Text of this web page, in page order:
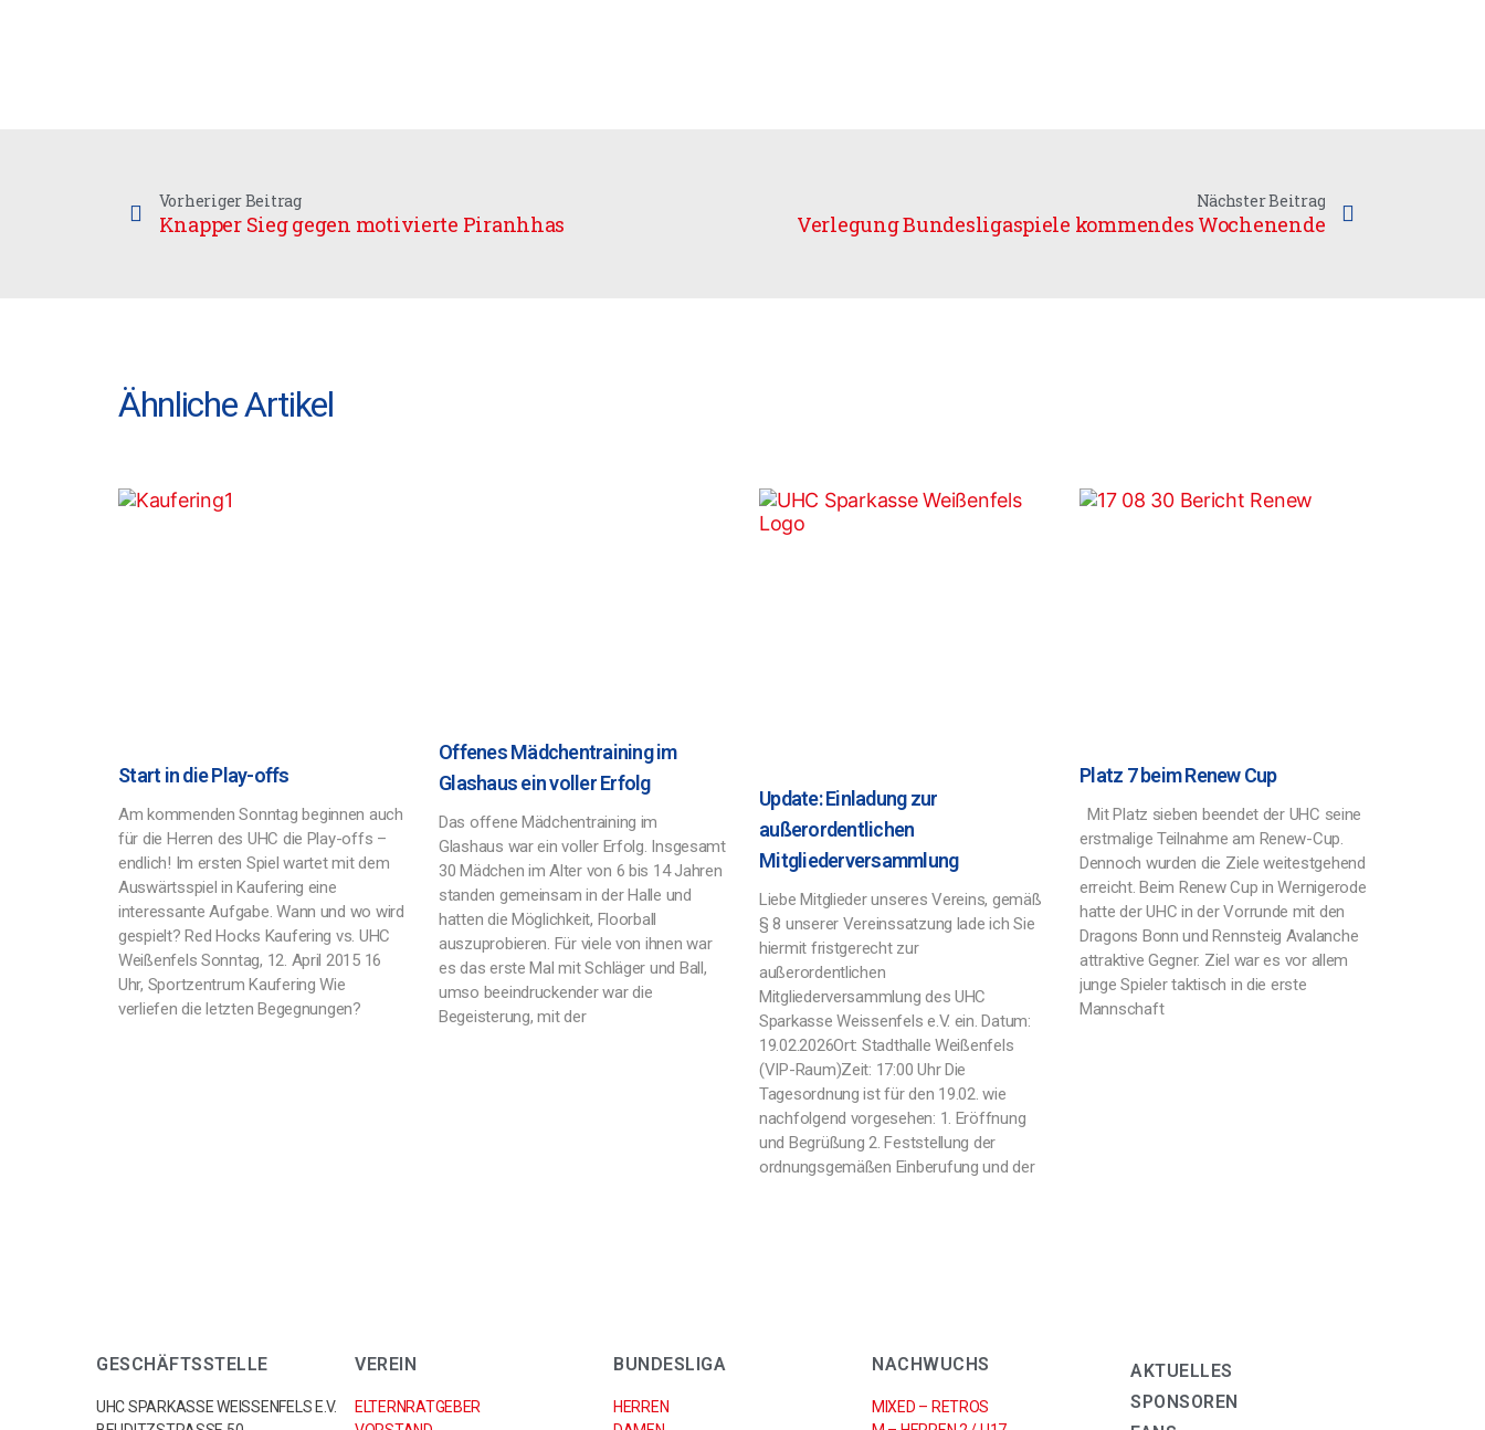
Vorheriger Beitrag
Knapper Sieg gegen motivierte Piranhhas
Nächster Beitrag
Verlegung Bundesligaspiele kommendes Wochenende
Ähnliche Artikel
Start in die Play-offs
Am kommenden Sonntag beginnen auch
für die Herren des UHC die Play-offs –
endlich! Im ersten Spiel wartet mit dem
Auswärtsspiel in Kaufering eine
interessante Aufgabe. Wann und wo wird
gespielt? Red Hocks Kaufering vs. UHC
Weißenfels Sonntag, 12. April 2015 16
Uhr, Sportzentrum Kaufering Wie
verliefen die letzten Begegnungen?
Offenes Mädchentraining im
Glashaus ein voller Erfolg
Das offene Mädchentraining im
Glashaus war ein voller Erfolg. Insgesamt
30 Mädchen im Alter von 6 bis 14 Jahren
standen gemeinsam in der Halle und
hatten die Möglichkeit, Floorball
auszuprobieren. Für viele von ihnen war
es das erste Mal mit Schläger und Ball,
umso beeindruckender war die
Begeisterung, mit der
Update: Einladung zur
außerordentlichen
Mitgliederversammlung
Liebe Mitglieder unseres Vereins, gemäß
§ 8 unserer Vereinssatzung lade ich Sie
hiermit fristgerecht zur
außerordentlichen
Mitgliederversammlung des UHC
Sparkasse Weissenfels e.V. ein. Datum:
19.02.2026Ort: Stadthalle Weißenfels
(VIP-Raum)Zeit: 17:00 Uhr Die
Tagesordnung ist für den 19.02. wie
nachfolgend vorgesehen: 1. Eröffnung
und Begrüßung 2. Feststellung der
ordnungsgemäßen Einberufung und der
Platz 7 beim Renew Cup
Mit Platz sieben beendet der UHC seine
erstmalige Teilnahme am Renew-Cup.
Dennoch wurden die Ziele weitestgehend
erreicht. Beim Renew Cup in Wernigerode
hatte der UHC in der Vorrunde mit den
Dragons Bonn und Rennsteig Avalanche
attraktive Gegner. Ziel war es vor allem
junge Spieler taktisch in die erste
Mannschaft
GESCHÄFTSSTELLE
UHC SPARKASSE WEISSENFELS E.V.
VEREIN
ELTERNRATGEBER
BUNDESLIGA
HERREN
NACHWUCHS
MIXED – RETROS
AKTUELLES
SPONSOREN